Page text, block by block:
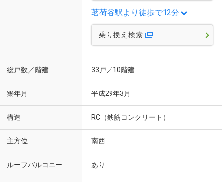
茗荷谷駅より徒歩で12分
乗り換え検索
総戸数／階建 33戸／10階建
築年月 平成29年3月
構造 RC（鉄筋コンクリート）
主方位 南西
ルーフバルコニー あり